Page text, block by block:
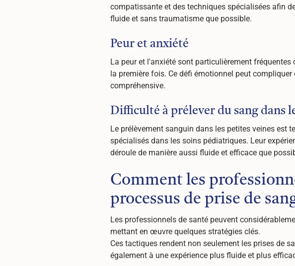
compatissante et des techniques spécialisées afin
fluide et sans traumatisme que possible.
Peur et anxiété
La peur et l'anxiété sont particulièrement
la première fois. Ce défi émotionnel peut
compréhensive.
Difficulté à prélever du sang dans
Le prélèvement sanguin dans les petites veines est
spécialisés dans les soins pédiatriques. Leur
déroule de manière aussi fluide et efficace que
Comment les
processus de prise de
Les professionnels de santé peuvent
mettant en œuvre quelques stratégies clés.
Ces tactiques rendent non seulement les prises de
également à une expérience plus fluide et plus